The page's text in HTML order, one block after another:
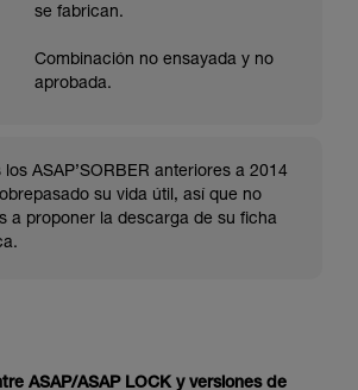
se fabrican.
Combinación no ensayada y no
aprobada.
los ASAP’SORBER anteriores a 2014
su vida útil, así que no
a proponer la descarga de su ficha
ASAP/ASAP LOCK y versiones de